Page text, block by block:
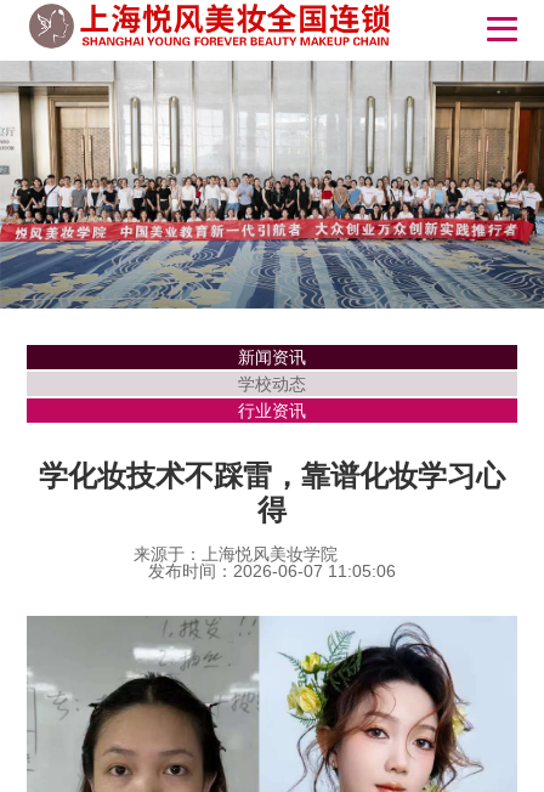
新闻资讯
学校动态
行业资讯
学化妆技术不踩雷，靠谱化妆学习心
得
来源于：上海悦风美妆学院
发布时间：2026-06-07 11:05:06